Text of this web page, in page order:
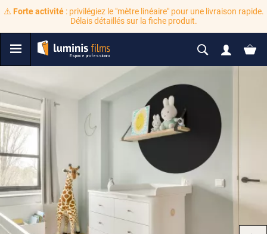
⚠️ Forte activité: privilégiez le "mètre linéaire" pour une livraison rapide.
Délais détaillés sur la fiche produit.